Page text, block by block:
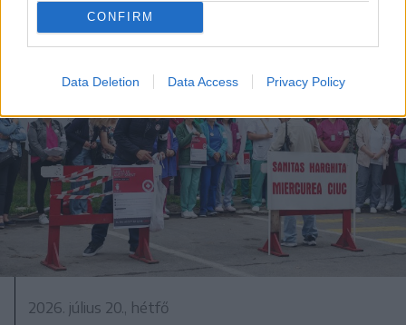
CONFIRM
Data Deletion Data Access Privacy Policy
2026. július 20., hétfő